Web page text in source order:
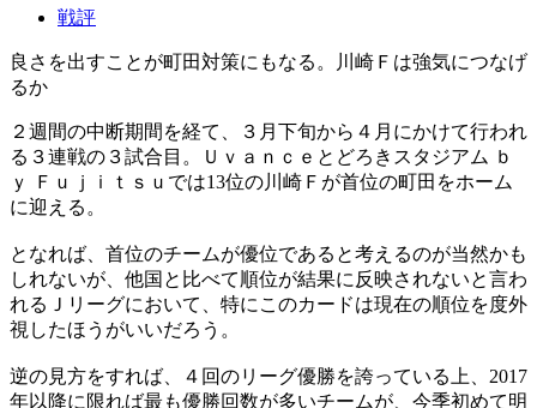
戦評
良さを出すことが町田対策にもなる。川崎Ｆは強気につなげ
るか
２週間の中断期間を経て、３月下旬から４月にかけて行われ
る３連戦の３試合目。Ｕｖａｎｃｅとどろきスタジアム ｂ
ｙ Ｆｕｊｉｔｓｕでは13位の川崎Ｆが首位の町田をホーム
に迎える。
となれば、首位のチームが優位であると考えるのが当然かも
しれないが、他国と比べて順位が結果に反映されないと言わ
れるＪリーグにおいて、特にこのカードは現在の順位を度外
視したほうがいいだろう。
逆の見方をすれば、４回のリーグ優勝を誇っている上、2017
年以降に限れば最も優勝回数が多いチームが、今季初めて明